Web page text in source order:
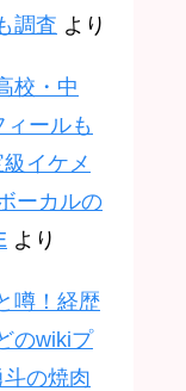
調査 より
校・中
ールも
イケメ
ーカルの
より
噂！経歴
のwikiプ
の焼肉